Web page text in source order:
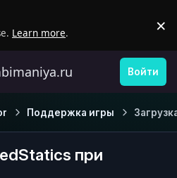
Learn more. ×
Войти
Поддержка игры
при